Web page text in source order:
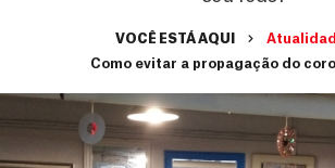
VOCÊ ESTÁ AQUI
Como evitar a propagação do